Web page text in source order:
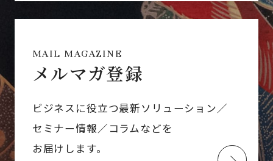
MAIL MAGAZINE
メルマガ登録
ビジネスに役立つ最新ソリューション／
セミナー情報／コラムなどを
お届けします。